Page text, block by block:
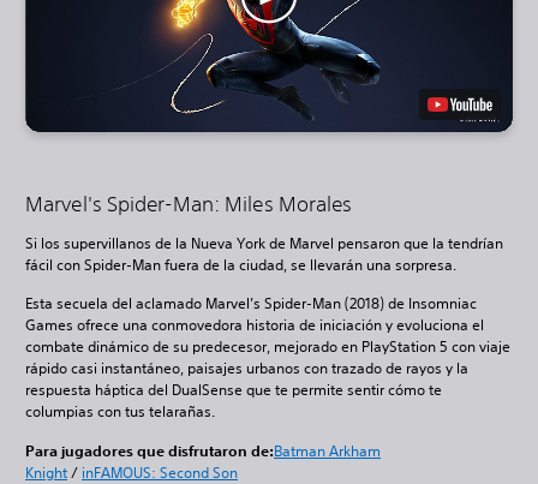
Marvel's Spider-Man: Miles Morales
Si los supervillanos de la Nueva York de Marvel pensaron que la tendrían
fácil con Spider-Man fuera de la ciudad, se llevarán una sorpresa.
Esta secuela del aclamado Marvel’s Spider-Man (2018) de Insomniac
Games ofrece una conmovedora historia de iniciación y evoluciona el
combate dinámico de su predecesor, mejorado en PlayStation 5 con viaje
rápido casi instantáneo, paisajes urbanos con trazado de rayos y la
respuesta háptica del DualSense que te permite sentir cómo te
columpias con tus telarañas.
Para jugadores que disfrutaron de:Batman Arkham
Knight/ inFAMOUS: Second Son